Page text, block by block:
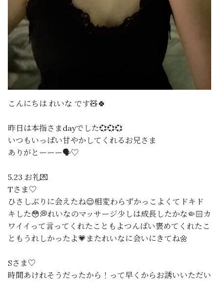
こんにちは れいな です🧸🍀
昨日は本指さまdayでした💞💞💞
いつもいっぱい甘やかしてくれるお兄さま
ありがとーーー🗣️♡
5.23 お礼💌
Tさま♡
ひさしぶりに会えたね😌相変わらずかっこよくてドキド
キした😳💭れいなのマッサージ少しは成長したかな🤏🏻カ
ワイイって言ってくれたこともよつんばい褒めてくれたこ
ともうれしかったよ💗またれいなに会いにきてね🌼
Sさま♡
時間あけれそうだったから！って早くからお誘いいただい